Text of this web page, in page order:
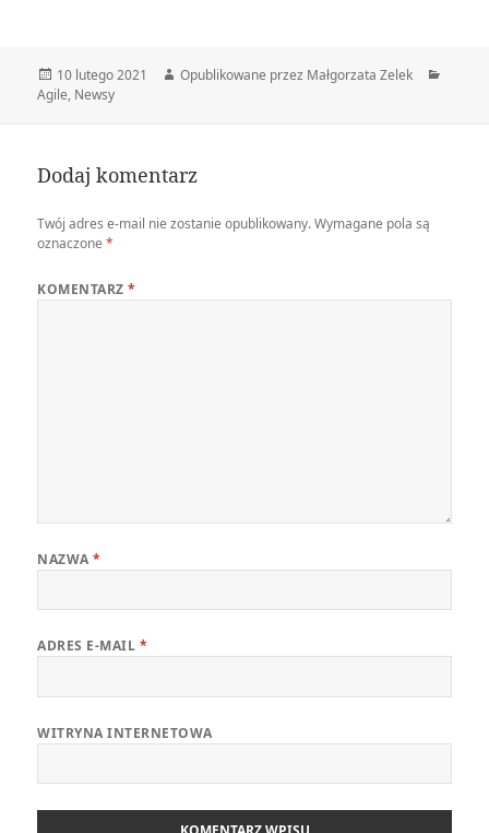
Data
publikacji
10 lutego 2021 Autor
Opublikowane przez Małgorzata Zelek
Agile, Newsy
Dodaj komentarz
Twój adres e-mail nie zostanie opublikowany. Wymagane pola są
oznaczone*
KOMENTARZ*
NAZWA*
ADRES E-MAIL *
WITRYNA INTERNETOWA